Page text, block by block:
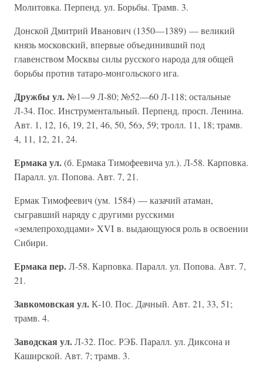
Молитовка. Перпенд. ул. Борьбы. Трамв. 3.
Донской Дмитрий Иванович (1350—1389) — великий
князь московский, впервые объединивший под
главенством Москвы силы русского народа для общей
борьбы против татаро-монгольского ига.
Дружбы ул.№1—9 Л-80; №52—60 Л-118; остальные
Л-34. Пос. Инструментальный. Перпенд. просп. Ленина.
Авт. 1, 12, 16, 19, 21, 46, 50, 56э, 59; тролл. 11, 18; трамв.
4, 11, 12, 21, 24.
Ермака ул.(б. Ермака Тимофеевича ул.). Л-58. Карповка.
Паралл. ул. Попова. Авт. 7, 21.
Ермак Тимофеевич (ум. 1584) — казачий атаман,
сыгравший наряду с другими русскими
«землепроходцами» XVI в. выдающуюся роль в освоении
Сибири.
Ермака пер.Л-58. Карповка. Паралл. ул. Попова. Авт. 7,
21.
Завкомовская ул.К-10. Пос. Дачный. Авт. 21, 33, 51;
трамв. 4.
Заводская ул.Л-32. Пос. РЭБ. Паралл. ул. Диксона и
Каширской. Авт. 7; трамв. 3.